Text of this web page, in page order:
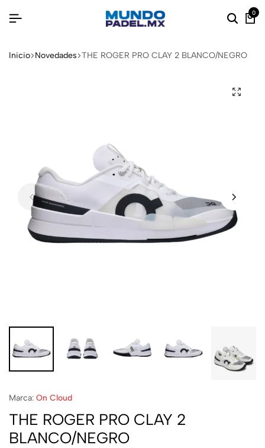
0
Inicio Novedades THE ROGER PRO CLAY 2 BLANCO/NEGRO
Marca: On Cloud
THE ROGER PRO CLAY 2
BLANCO/NEGRO